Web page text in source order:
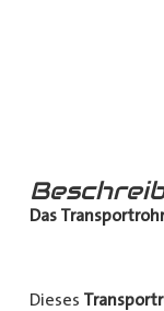
Das
Dieses